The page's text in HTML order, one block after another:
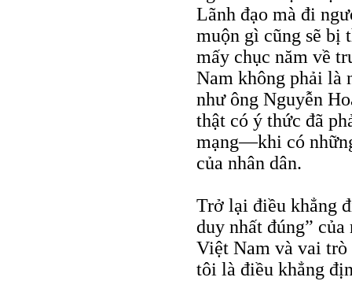
Lãnh đạo mà đi
muộn gì cũng sẽ bị
mấy chục năm về
Nam không phải là
như ông Nguyễn
thật có ý thức đã
mạng—khi có
của nhân dân.
Trở lại điều khẳng
duy nhất đúng”
Việt Nam và vai trò
tôi là điều khẳng